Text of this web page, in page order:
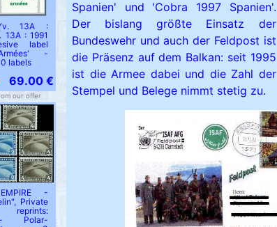
13A :
13A : 1991
label
-
labels
69.00 €
our offer
-
Private
reprints:
Polar-
Spanien' und 'Cobra 1997 Spanien'.
Der bislang größte Einsatz der
Bundeswehr und auch der Feldpost ist
die Präsenz auf dem Balkan: seit 1995
ist die Armee dabei und die Zahl der
Stempel und Belege nimmt stetig zu.